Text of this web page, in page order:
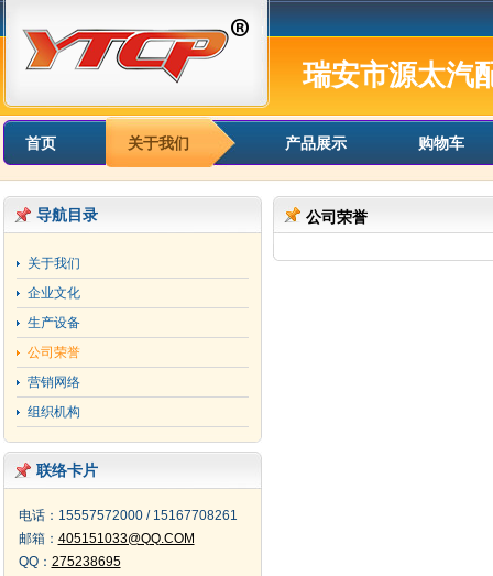
瑞安市源太汽
首页 关于我们 产品展示 购物车
公司荣誉
导航目录
关于我们
企业文化
生产设备
公司荣誉
营销网络
组织机构
联络卡片
电话： 15557572000 / 15167708261
邮箱： 405151033@QQ.COM
QQ： 275238695